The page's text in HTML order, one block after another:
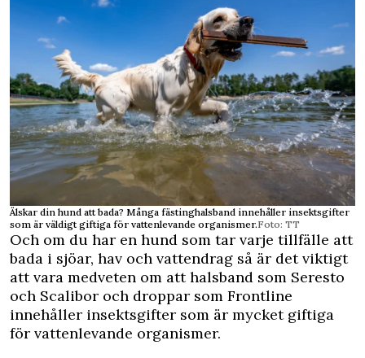
Älskar din hund att bada? Många fästinghalsband innehåller insektsgifter
som är väldigt giftiga för vattenlevande organismer.Foto: TT
Och om du har en hund som tar varje tillfälle att
bada i sjöar, hav och vattendrag så är det viktigt
att vara medveten om att halsband som Seresto
och Scalibor och droppar som Frontline
innehåller insektsgifter som är mycket giftiga
för vattenlevande organismer.